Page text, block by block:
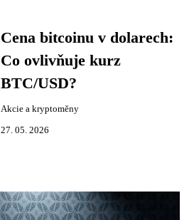
Cena bitcoinu v dolarech:
Co ovlivňuje kurz
BTC/USD?
Akcie a kryptoměny
27. 05. 2026